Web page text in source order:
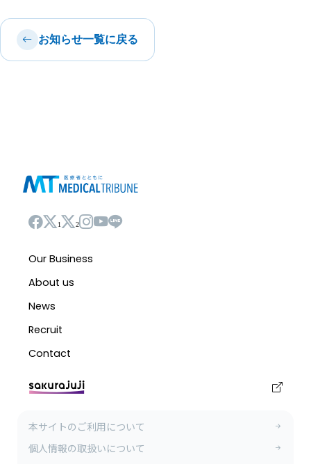
お知らせ一覧に戻る
1 2
本サイトのご利用について
個人情報の取扱いについて